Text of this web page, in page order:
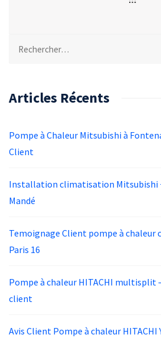
Rechercher :
Articles Récents
Pompe à Chaleur Mitsubishi à
Client
Installation climatisation Mitsubishi
Mandé
Temoignage Client pompe à chaleur
Paris 16
Pompe à chaleur HITACHI multisplit
client
Avis Client Pompe à chaleur HITACHI